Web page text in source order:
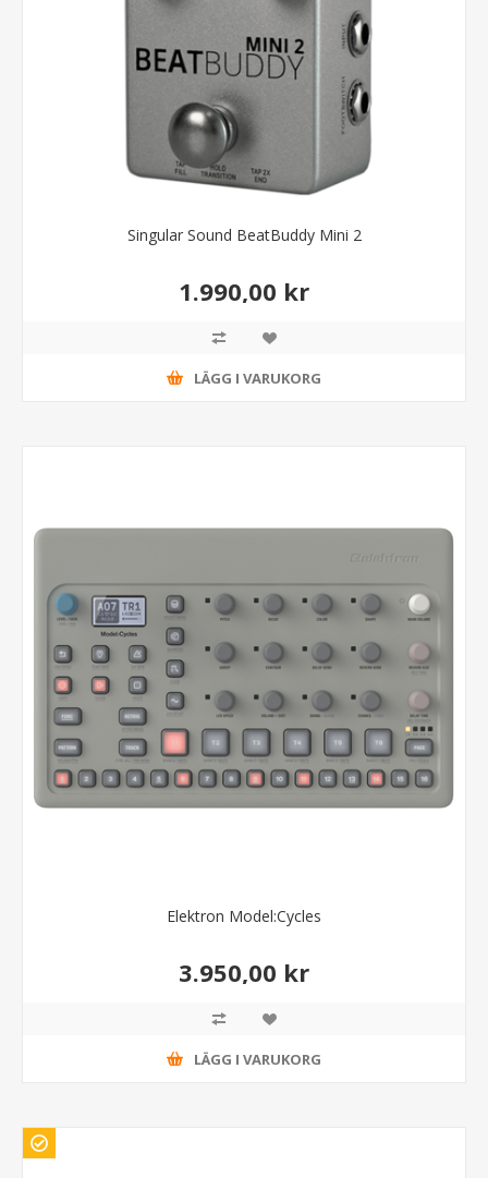
Singular Sound BeatBuddy Mini 2
1.990,00 kr
LÄGG I VARUKORG
Elektron Model:Cycles
3.950,00 kr
LÄGG I VARUKORG